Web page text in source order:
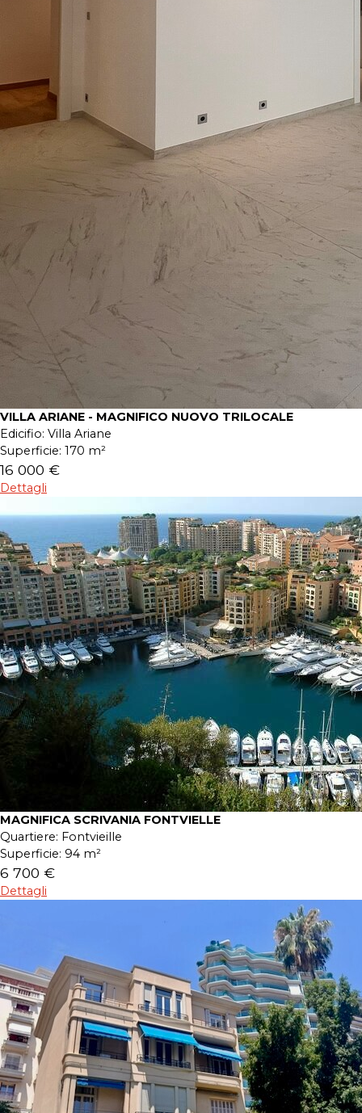
VILLA ARIANE - MAGNIFICO NUOVO TRILOCALE
Edicifio: Villa Ariane
Superficie: 170 m²
16 000 €
Dettagli
MAGNIFICA SCRIVANIA FONTVIELLE
Quartiere: Fontvieille
Superficie: 94 m²
6 700 €
Dettagli